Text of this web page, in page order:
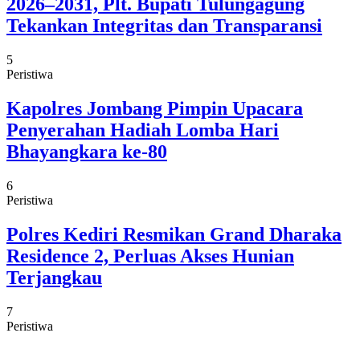
Tekankan Integritas dan Transparansi
5
Peristiwa
Kapolres Jombang Pimpin Upacara
Penyerahan Hadiah Lomba Hari
Bhayangkara ke-80
6
Peristiwa
Polres Kediri Resmikan Grand Dharaka
Residence 2, Perluas Akses Hunian
Terjangkau
7
Peristiwa